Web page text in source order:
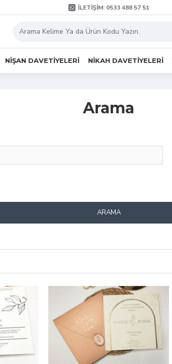
İLETIŞIM: 0533 488 57 51
NIŞAN DAVETIYELERI NIKAH DAVETIYELERI
Arama
ARAMA